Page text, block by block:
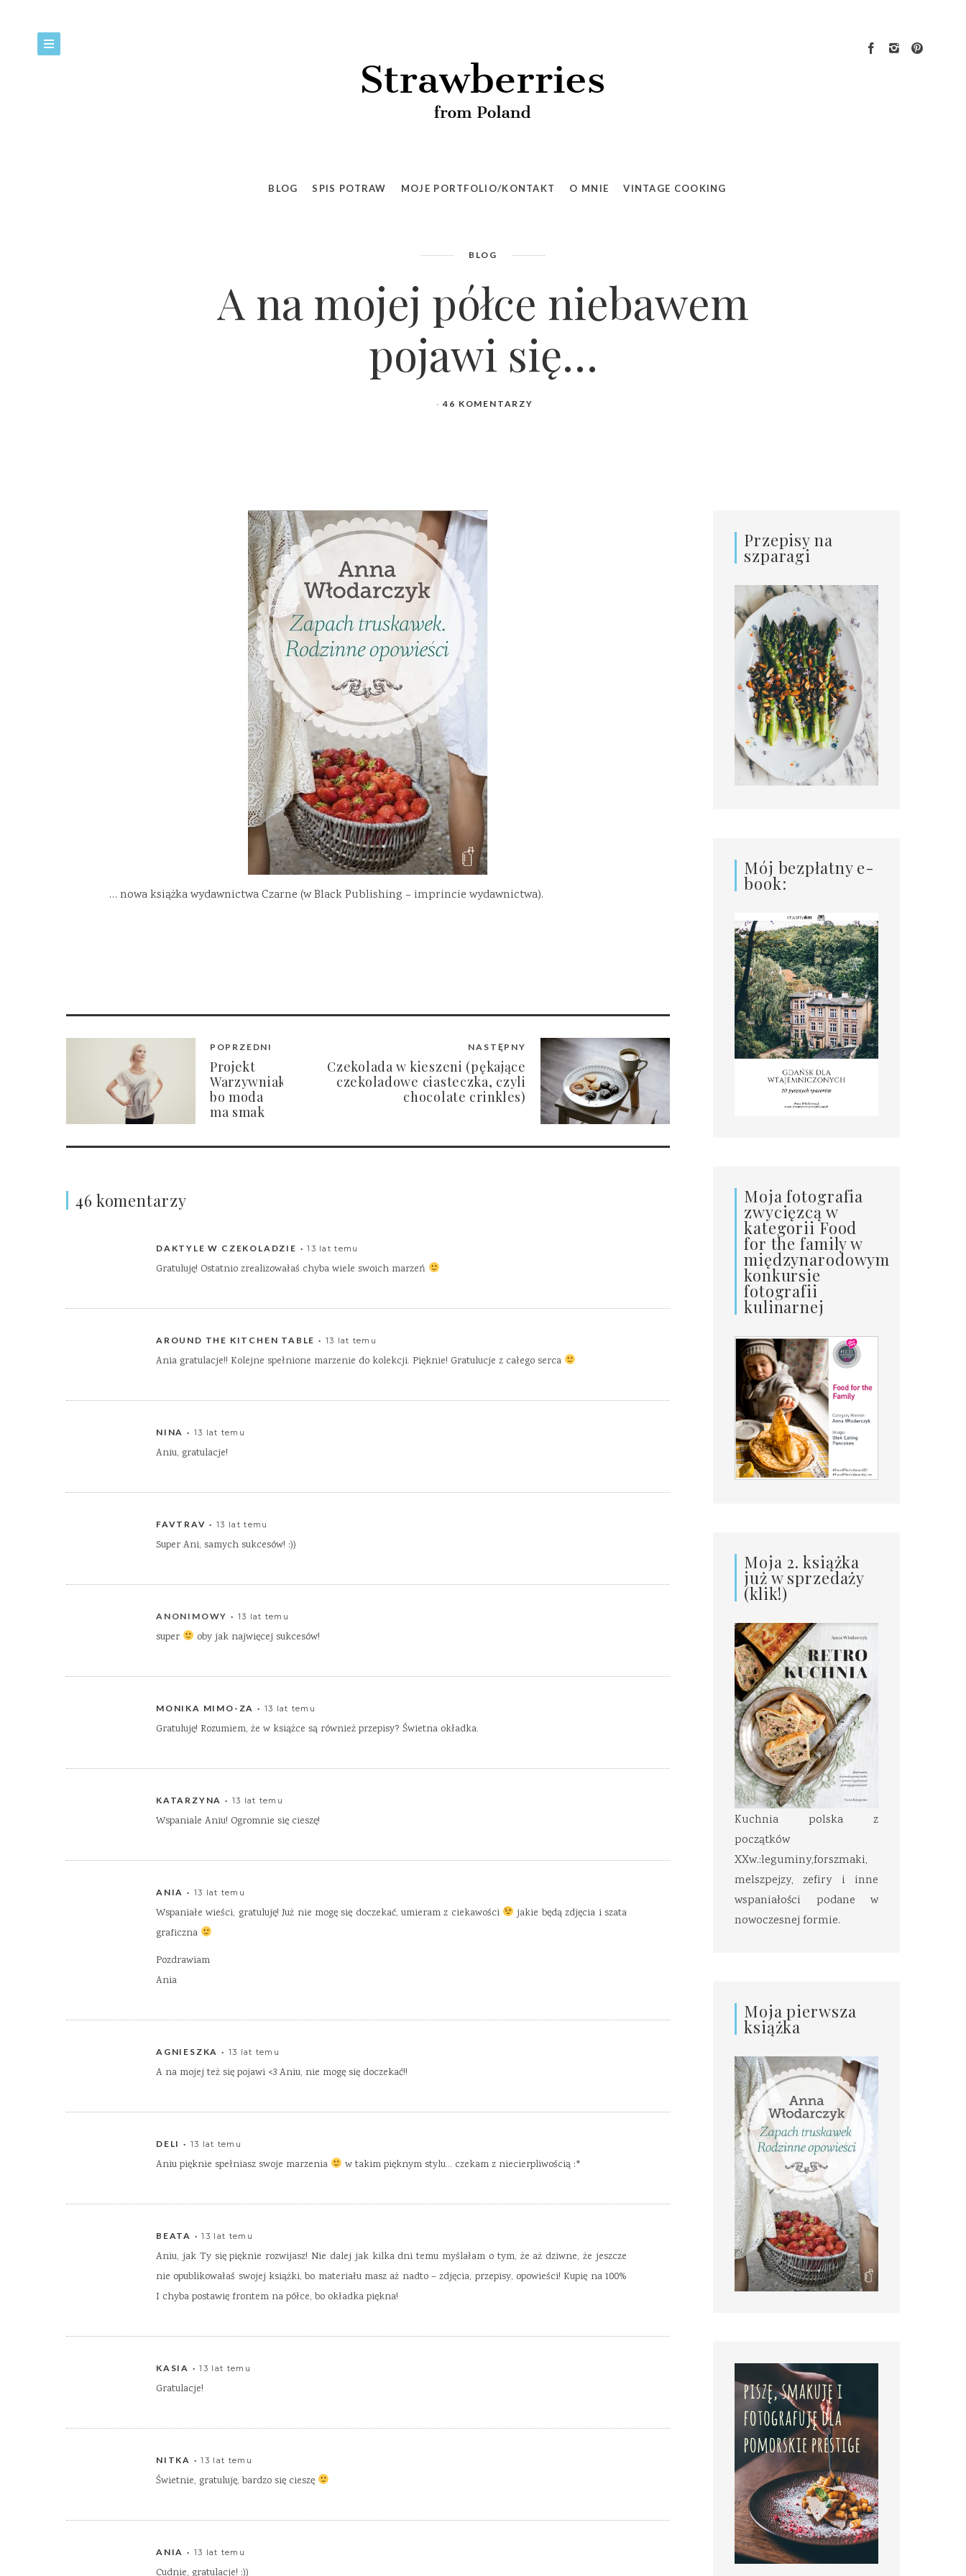
BLOG SPIS POTRAW MOJE PORTFOLIO/KONTAKT O MNIE VINTAGE COOKING
BLOG
A na mojej półce niebawem
pojawi się…
46 KOMENTARZY
… nowa książka wydawnictwa Czarne (w Black Publishing – imprincie wydawnictwa).
POPRZEDNI
Projekt
Warzywniak:
bo moda
ma smak
NASTĘPNY
Czekolada w kieszeni (pękające
czekoladowe ciasteczka, czyli
chocolate crinkles)
46 komentarzy
DAKTYLE W CZEKOLADZIE 13 lat temu
Gratuluję! Ostatnio zrealizowałaś chyba wiele swoich marzeń
AROUND THE KITCHEN TABLE 13 lat temu
Ania gratulacje!! Kolejne spełnione marzenie do kolekcji. Pięknie! Gratulucje z całego serca
NINA 13 lat temu
Aniu, gratulacje!
FAVTRAV 13 lat temu
Super Ani, samych sukcesów! :))
ANONIMOWY 13 lat temu
super oby jak najwięcej sukcesów!
MONIKA MIMO-ZA 13 lat temu
Gratuluję! Rozumiem, że w książce są również przepisy? Świetna okładka.
KATARZYNA 13 lat temu
Wspaniale Aniu! Ogromnie się cieszę!
ANIA 13 lat temu
Wspaniałe wieści, gratuluję! Już nie mogę się doczekać, umieram z ciekawości
jakie będą zdjęcia i szata
graficzna
Pozdrawiam
Ania
AGNIESZKA 13 lat temu
A na mojej też się pojawi <3 Aniu, nie mogę się doczekać!!
DELI 13 lat temu
Aniu pięknie spełniasz swoje marzenia w takim pięknym stylu… czekam z niecierpliwością :*
BEATA 13 lat temu
Aniu, jak Ty się pięknie rozwijasz! Nie dalej jak kilka dni temu myślałam o tym, że aż dziwne, że jeszcze
nie opublikowałaś swojej książki, bo materiału masz aż nadto – zdjęcia, przepisy, opowieści! Kupię na 100%
I chyba postawię frontem na półce, bo okładka piękna!
KASIA 13 lat temu
Gratulacje!
NITKA 13 lat temu
Świetnie, gratuluję, bardzo się cieszę
ANIA 13 lat temu
Cudnie, gratulacje! :))
Przepisy na
szparagi
Mój bezpłatny e-
book:
Moja fotografia
zwycięzcą w
kategorii Food
for the family w
międzynarodowym
konkursie
fotografii
kulinarnej
Moja 2. książka
już w sprzedaży
(klik!)
Kuchnia polska z
początków
XXw.:leguminy,forszmaki,
melszpejzy, zefiry i inne
wspaniałości podane w
nowoczesnej formie.
Moja pierwsza
książka